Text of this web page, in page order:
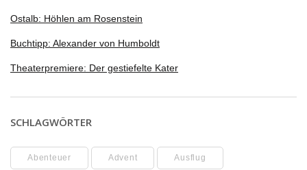
Ostalb: Höhlen am Rosenstein
Buchtipp: Alexander von Humboldt
Theaterpremiere: Der gestiefelte Kater
SCHLAGWÖRTER
Abenteuer Advent Ausflug